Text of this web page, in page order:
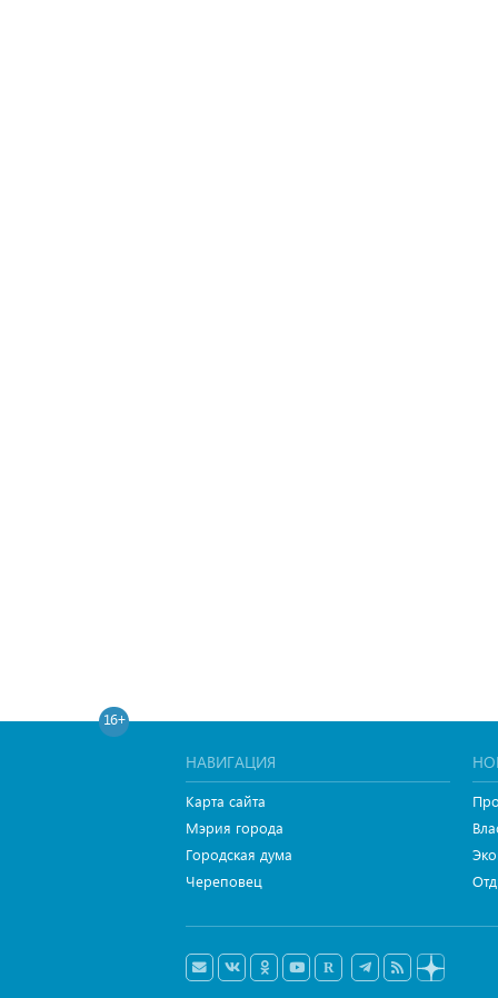
16+
НАВИГАЦИЯ
Карта сайта
Мэрия города
Городская дума
Череповец